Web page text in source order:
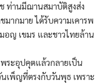
ท่านมีฌานสมาบัติสูงส่ง
ากมาย ได้รับความเคารพ
ญ เขมร และชาวไทยล้าน
พระอุปคุตแล้วกลายเป็น
เพ็ญที่ตรงกับวันพุธ เพราะ